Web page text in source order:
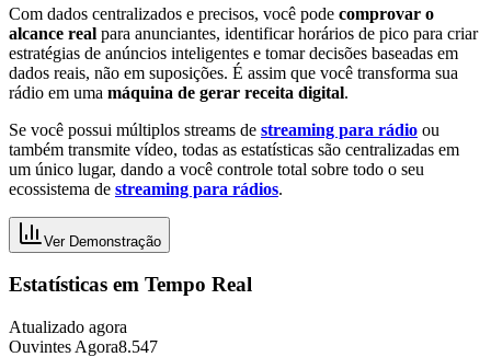
Com dados centralizados e precisos, você pode comprovar o
alcance real para anunciantes, identificar horários de pico para criar
estratégias de anúncios inteligentes e tomar decisões baseadas em
dados reais, não em suposições. É assim que você transforma sua
rádio em uma máquina de gerar receita digital.
Se você possui múltiplos streams de streaming para rádio ou
também transmite vídeo, todas as estatísticas são centralizadas em
um único lugar, dando a você controle total sobre todo o seu
ecossistema de streaming para rádios.
Ver Demonstração
Estatísticas em Tempo Real
Atualizado agora
Ouvintes Agora8.547